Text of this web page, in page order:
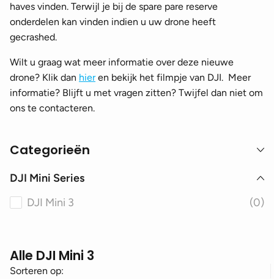
haves vinden. Terwijl je bij de spare pare reserve
onderdelen kan vinden indien u uw drone heeft
gecrashed.
Wilt u graag wat meer informatie over deze nieuwe
drone? Klik dan hieren bekijk het filmpje van DJI. Meer
informatie? Blijft u met vragen zitten? Twijfel dan niet om
ons te contacteren.
Categorieën
DJI Mini Series
DJI Mini 3
(0)
Alle DJI Mini 3
Sorteren op: